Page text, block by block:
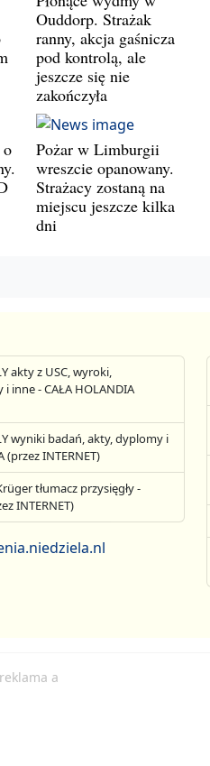
Ouddorp. Strażak
ranny, akcja gaśnicza
pod kontrolą, ale
jeszcze się nie
zakończyła
Pożar w Limburgii
wreszcie opanowany.
Strażacy zostaną na
miejscu jeszcze kilka
dni
akty z USC, wyroki,
inne - CAŁA HOLANDIA
wyniki badań, akty, dyplomy i
(przez INTERNET)
tłumacz przysięgły -
INTERNET)
reklama a